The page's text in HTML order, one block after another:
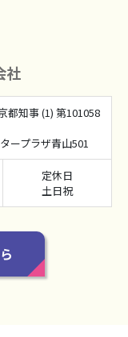
社
都知事 (1) 第101058
ープラザ青山501
定休日
土日祝